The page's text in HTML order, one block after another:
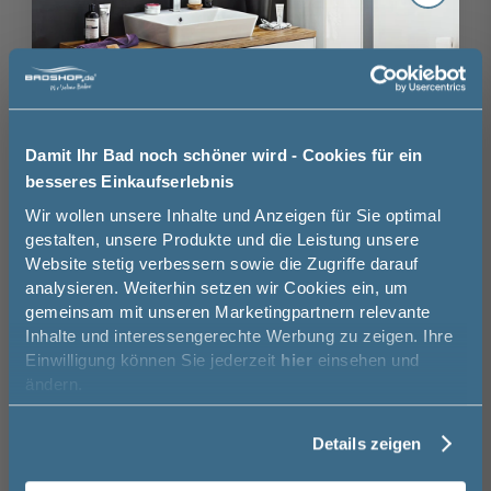
Damit Ihr Bad noch schöner wird - Cookies für ein
besseres Einkaufserlebnis
Wir wollen unsere Inhalte und Anzeigen für Sie optimal
gestalten, unsere Produkte und die Leistung unsere
Website stetig verbessern sowie die Zugriffe darauf
analysieren. Weiterhin setzen wir Cookies ein, um
gemeinsam mit unseren Marketingpartnern relevante
Inhalte und interessengerechte Werbung zu zeigen. Ihre
Einwilligung können Sie jederzeit hier einsehen und
ändern.
Details zeigen
Muster Wandverkleidung Marble Beige
10 cm 30 cm
Das könnte Sie auch
interessieren
16
Nordholm Splashboard Signature Muster
Jetzt
Jetzt 50 € sparen!
Melde Sie sich hier zu unserem
Newsletter an und sparen Sie
50€* auf Ihre Bestellung!